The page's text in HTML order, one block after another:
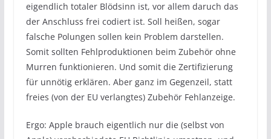
eigendlich totaler Blödsinn ist, vor allem daruch das
der Anschluss frei codiert ist. Soll heißen, sogar
falsche Polungen sollen kein Problem darstellen.
Somit sollten Fehlproduktionen beim Zubehör ohne
Murren funktionieren. Und somit die Zertifizierung
für unnötig erklären. Aber ganz im Gegenzeil, statt
freies (von der EU verlangtes) Zubehör Fehlanzeige.
Ergo: Apple brauch eigentlich nur die (selbst von